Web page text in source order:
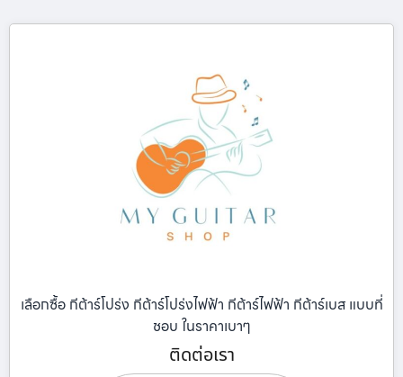
เลือกซื้อ กีต้าร์โปร่ง กีต้าร์โปร่งไฟฟ้า กีต้าร์ไฟฟ้า กีต้าร์เบส แบบที่
ชอบ ในราคาเบาๆ
ติดต่อเรา